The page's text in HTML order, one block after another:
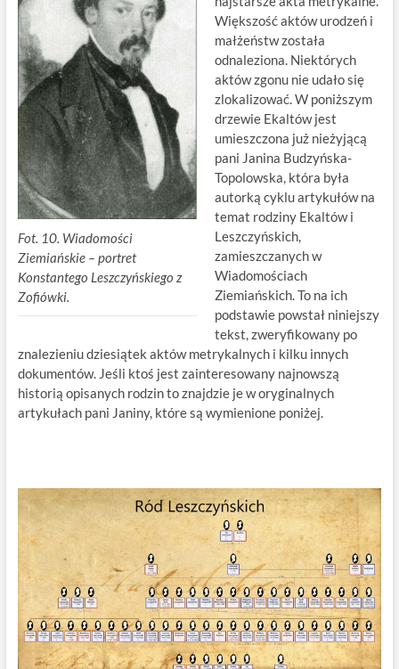
Fot. 10. Wiadomości
Ziemiańskie – portret
Konstantego Leszczyńskiego z
Zofiówki.
Większość aktów urodzeń i
małżeństw została
odnaleziona. Niektórych
aktów zgonu nie udało się
zlokalizować. W poniższym
drzewie Ekaltów jest
umieszczona już nieżyjącą
pani Janina Budzyńska-
Topolowska, która była
autorką cyklu artykułów na
temat rodziny Ekaltów i
Leszczyńskich,
zamieszczanych w
Wiadomościach
Ziemiańskich. To na ich
podstawie powstał niniejszy
tekst, zweryfikowany po
znalezieniu dziesiątek aktów metrykalnych i kilku innych
dokumentów. Jeśli ktoś jest zainteresowany najnowszą
historią opisanych rodzin to znajdzie je w oryginalnych
artykułach pani Janiny, które są wymienione poniżej.